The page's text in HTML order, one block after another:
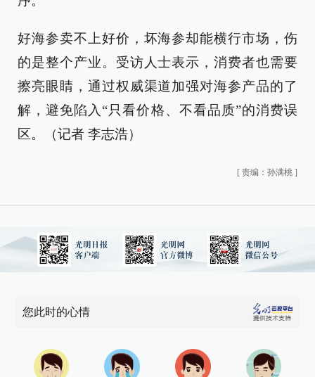
好海参卖不上好价，坏海参却能横行市场，伤
的是整个产业。受访人士表示，消费者也需要
擦亮眼睛，通过权威渠道加强对海参产品的了
解，避免陷入“只看价格、不看品质”的消费误
区。（记者 李志浩）
[ 责编：孙满桃 ]
您此时的心情